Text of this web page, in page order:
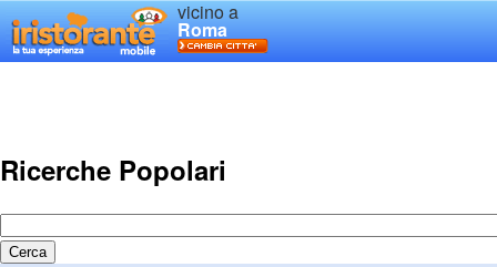
vicino a
Roma
Ricerche Popolari